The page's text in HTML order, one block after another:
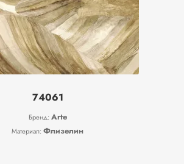
74061
Бренд: Arte
Материал: Флизелин